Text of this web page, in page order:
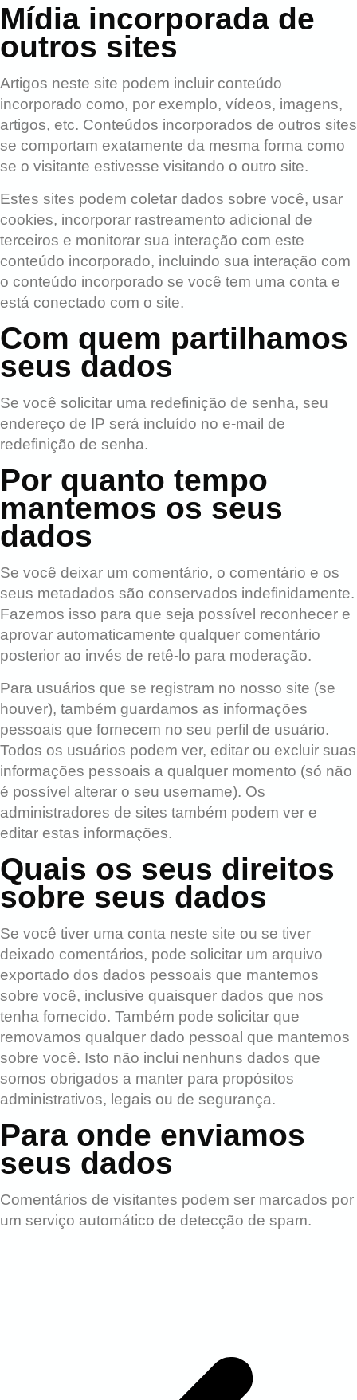
Mídia incorporada de
outros sites
Artigos neste site podem incluir conteúdo
incorporado como, por exemplo, vídeos, imagens,
artigos, etc. Conteúdos incorporados de outros sites
se comportam exatamente da mesma forma como
se o visitante estivesse visitando o outro site.
Estes sites podem coletar dados sobre você, usar
cookies, incorporar rastreamento adicional de
terceiros e monitorar sua interação com este
conteúdo incorporado, incluindo sua interação com
o conteúdo incorporado se você tem uma conta e
está conectado com o site.
Com quem partilhamos
seus dados
Se você solicitar uma redefinição de senha, seu
endereço de IP será incluído no e-mail de
redefinição de senha.
Por quanto tempo
mantemos os seus
dados
Se você deixar um comentário, o comentário e os
seus metadados são conservados indefinidamente.
Fazemos isso para que seja possível reconhecer e
aprovar automaticamente qualquer comentário
posterior ao invés de retê-lo para moderação.
Para usuários que se registram no nosso site (se
houver), também guardamos as informações
pessoais que fornecem no seu perfil de usuário.
Todos os usuários podem ver, editar ou excluir suas
informações pessoais a qualquer momento (só não
é possível alterar o seu username). Os
administradores de sites também podem ver e
editar estas informações.
Quais os seus direitos
sobre seus dados
Se você tiver uma conta neste site ou se tiver
deixado comentários, pode solicitar um arquivo
exportado dos dados pessoais que mantemos
sobre você, inclusive quaisquer dados que nos
tenha fornecido. Também pode solicitar que
removamos qualquer dado pessoal que mantemos
sobre você. Isto não inclui nenhuns dados que
somos obrigados a manter para propósitos
administrativos, legais ou de segurança.
Para onde enviamos
seus dados
Comentários de visitantes podem ser marcados por
um serviço automático de detecção de spam.